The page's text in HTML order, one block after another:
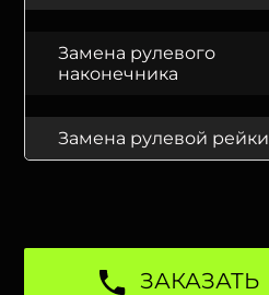
Замена рулевого
наконечника
Замена рулевой рейки
ЗАКАЗАТЬ